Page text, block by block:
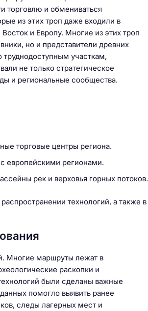
торговлю и обмениваться
из этих троп даже входили в
и Европу. Многие из этих троп
но и представители древних
труднодоступным участкам,
не только стратегическое
и региональные сообщества.
торговые центры региона.
европейскими регионами.
рек и верховья горных потоков.
технологий, а также в
Многие маршруты лежат в
раскопки и
были сделаны важные
помогло выявить ранее
следы лагерных мест и